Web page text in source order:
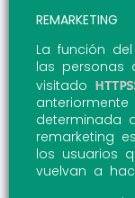
REMARKETING
La función
las personas
visitado
determinada
remarketing
los usuarios
vuelvan a